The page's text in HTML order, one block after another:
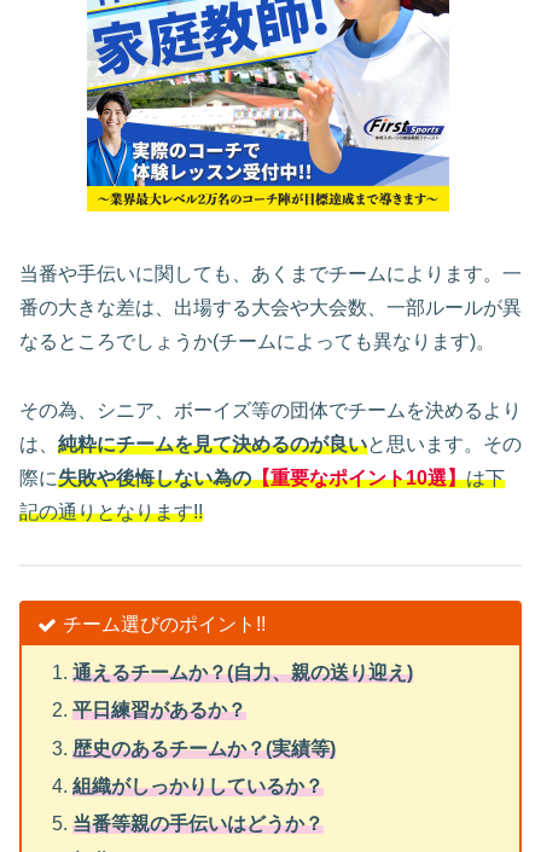
当番や手伝いに関しても、あくまでチームによります。一
番の大きな差は、出場する大会や大会数、一部ルールが異
なるところでしょうか(チームによっても異なります)。
その為、シニア、ボーイズ等の団体でチームを決めるより
は、 純粋にチームを見て決めるのが良いと思います。その
際に失敗や後悔しない為の【重要なポイント10選】は下
記の通りとなります!!
チーム選びのポイント!!
通えるチームか？(自力、親の送り迎え)
平日練習があるか？
歴史のあるチームか？(実績等)
組織がしっかりしているか？
当番等親の手伝いはどうか？